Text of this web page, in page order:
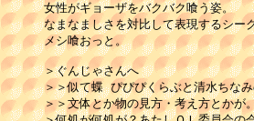
女性がギョーザをバクバク喰う姿。
なまなましさを対比して表現するシー
メシ喰おっと。
＞ぐんじゃさんへ
＞＞似て蝶 ぴぴぴくらぶと清水ちな
＞＞文体とか物の見方・考え方とかが